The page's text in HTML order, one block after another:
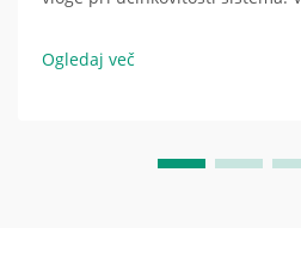
temeljito tisto, kar zagotavlja
toplega zraka po celotni stavbi.
Ogledaj več